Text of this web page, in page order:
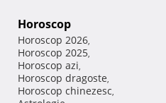
Horoscop
Horoscop 2026,
Horoscop 2025,
Horoscop azi,
Horoscop dragoste,
Horoscop chinezesc,